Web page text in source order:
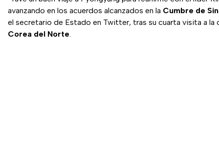
avanzando en los acuerdos alcanzados en la Cumbre de
el secretario de Estado en Twitter, tras su cuarta visita a la
Corea del Norte.